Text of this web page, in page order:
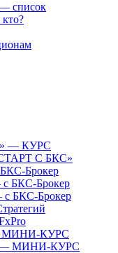
список
— КУРС
С БКС»
Брокер
с БКС-Брокер
с БКС-Брокер
— МИНИ-КУРС
— МИНИ-КУРС